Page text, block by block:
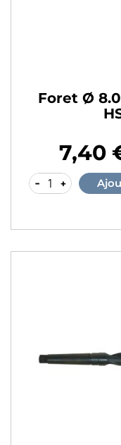
Foret Ø
7,40
- +